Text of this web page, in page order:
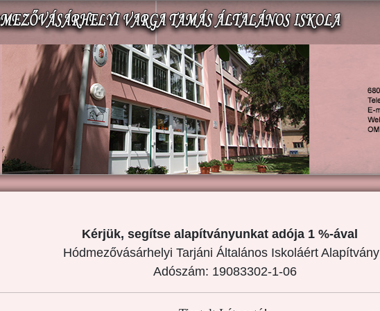
Kérjük, segítse alapítványunkat adója 1 %-ával
Hódmezővásárhelyi Tarjáni Általános Iskoláért Alapítvány
Adószám: 19083302-1-06